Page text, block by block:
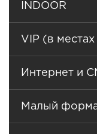
INDOOR
VIP (в
Интернет и
Малый